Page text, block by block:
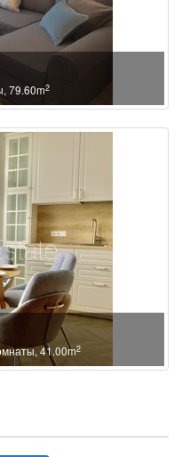
79.60m2
41.00m2